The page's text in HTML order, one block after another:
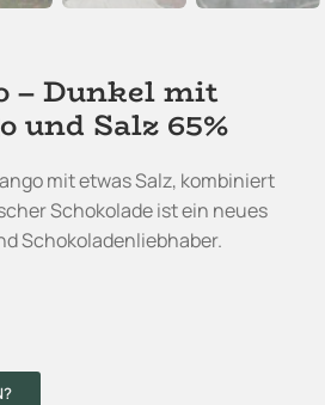
– Dunkel mit
und Salz 65%
mit etwas Salz, kombiniert
Schokolade ist ein neues
Schokoladenliebhaber.